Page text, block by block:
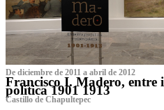
De diciembre de 2011 a abril de 2012
Francisco I. Madero, entre
política 1901 1913
Castillo de Chapultepec